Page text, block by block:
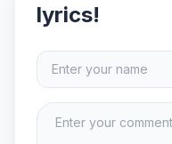
lyrics!